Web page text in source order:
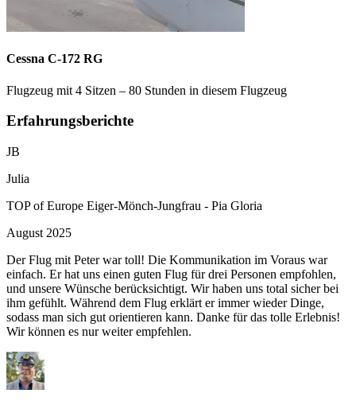
Cessna C-172 RG
Flugzeug mit 4 Sitzen – 80 Stunden in diesem Flugzeug
Erfahrungsberichte
JB
Julia
TOP of Europe Eiger-Mönch-Jungfrau - Pia Gloria
August 2025
Der Flug mit Peter war toll! Die Kommunikation im Voraus war
einfach. Er hat uns einen guten Flug für drei Personen empfohlen,
und unsere Wünsche berücksichtigt. Wir haben uns total sicher bei
ihm gefühlt. Während dem Flug erklärt er immer wieder Dinge,
sodass man sich gut orientieren kann. Danke für das tolle Erlebnis!
Wir können es nur weiter empfehlen.